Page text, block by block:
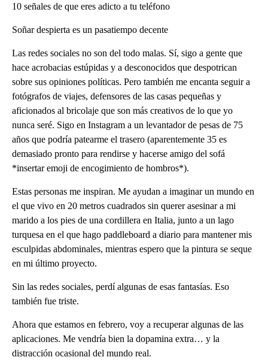
10 señales de que eres adicto a tu teléfono
Soñar despierta es un pasatiempo decente
Las redes sociales no son del todo malas. Sí, sigo a gente que
hace acrobacias estúpidas y a desconocidos que despotrican
sobre sus opiniones políticas. Pero también me encanta seguir a
fotógrafos de viajes, defensores de las casas pequeñas y
aficionados al bricolaje que son más creativos de lo que yo
nunca seré. Sigo en Instagram a un levantador de pesas de 75
años que podría patearme el trasero (aparentemente 35 es
demasiado pronto para rendirse y hacerse amigo del sofá
*insertar emoji de encogimiento de hombros*).
Estas personas me inspiran. Me ayudan a imaginar un mundo en
el que vivo en 20 metros cuadrados sin querer asesinar a mi
marido a los pies de una cordillera en Italia, junto a un lago
turquesa en el que hago paddleboard a diario para mantener mis
esculpidas abdominales, mientras espero que la pintura se seque
en mi último proyecto.
Sin las redes sociales, perdí algunas de esas fantasías. Eso
también fue triste.
Ahora que estamos en febrero, voy a recuperar algunas de las
aplicaciones. Me vendría bien la dopamina extra… y la
distracción ocasional del mundo real.